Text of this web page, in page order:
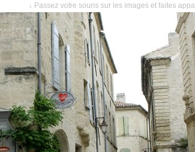
↓ Passez votre souris sur les images et faites